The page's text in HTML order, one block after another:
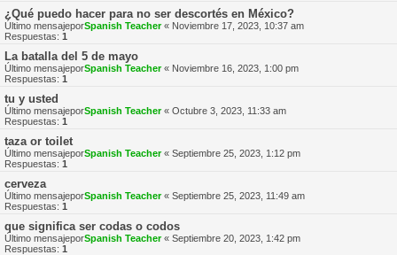
¿Qué puedo hacer para no ser descortés en México?
Último mensajeporSpanish Teacher« Noviembre 17, 2023, 10:37 am
Respuestas: 1
La batalla del 5 de mayo
Último mensajeporSpanish Teacher« Noviembre 16, 2023, 1:00 pm
Respuestas: 1
tu y usted
Último mensajeporSpanish Teacher« Octubre 3, 2023, 11:33 am
Respuestas: 1
taza or toilet
Último mensajeporSpanish Teacher« Septiembre 25, 2023, 1:12 pm
Respuestas: 1
cerveza
Último mensajeporSpanish Teacher« Septiembre 25, 2023, 11:49 am
Respuestas: 1
que significa ser codas o codos
Último mensajeporSpanish Teacher« Septiembre 20, 2023, 1:42 pm
Respuestas: 1